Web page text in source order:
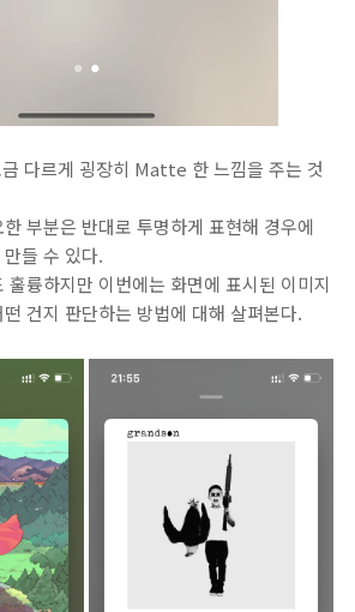
다르게 굉장히 Matte 한 느낌을 주는 것
부분은 반대로 투명하게 표현해 경우에
들 수 있다.
륭하지만 이번에는 화면에 표시된 이미지
건지 판단하는 방법에 대해 살펴본다.